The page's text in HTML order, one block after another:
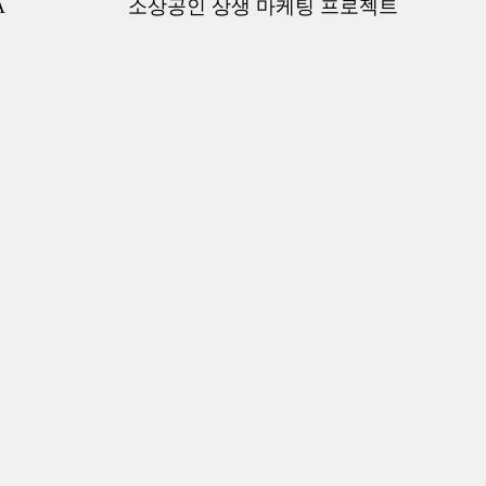
소상공인 상생 마케팅 프로젝트